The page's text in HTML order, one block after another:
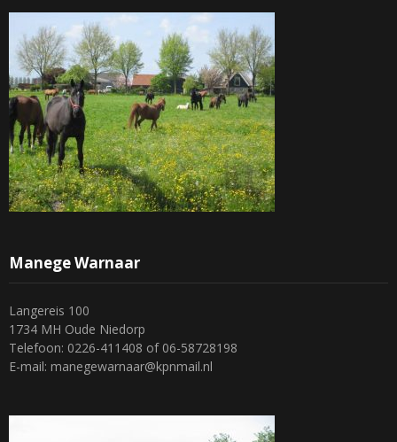
Manege Warnaar
Langereis 100
1734 MH Oude Niedorp
Telefoon: 0226-411408 of 06-58728198
E-mail: manegewarnaar@kpnmail.nl